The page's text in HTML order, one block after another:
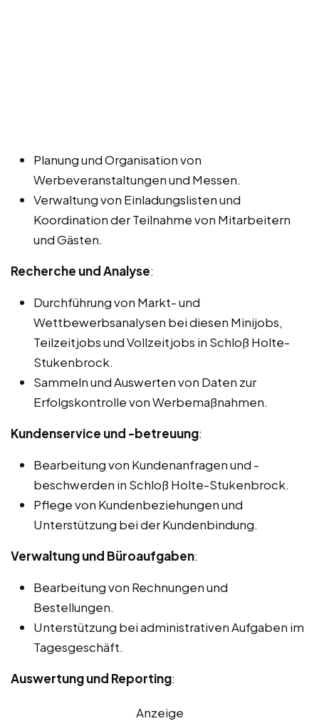
Planung und Organisation von
Werbeveranstaltungen und Messen.
Verwaltung von Einladungslisten und
Koordination der Teilnahme von Mitarbeitern
und Gästen.
Recherche und Analyse:
Durchführung von Markt- und
Wettbewerbsanalysen bei diesen Minijobs,
Teilzeitjobs und Vollzeitjobs in Schloß Holte-
Stukenbrock.
Sammeln und Auswerten von Daten zur
Erfolgskontrolle von Werbemaßnahmen.
Kundenservice und -betreuung:
Bearbeitung von Kundenanfragen und -
beschwerden in Schloß Holte-Stukenbrock.
Pflege von Kundenbeziehungen und
Unterstützung bei der Kundenbindung.
Verwaltung und Büroaufgaben:
Bearbeitung von Rechnungen und
Bestellungen.
Unterstützung bei administrativen Aufgaben im
Tagesgeschäft.
Auswertung und Reporting:
Anzeige